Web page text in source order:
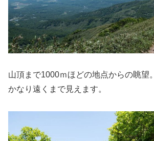
山頂まで1000ｍほどの地点からの眺望。
かなり遠くまで見えます。